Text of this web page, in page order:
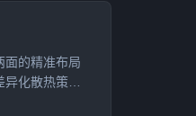
面的精准布局
异化散热策略
。